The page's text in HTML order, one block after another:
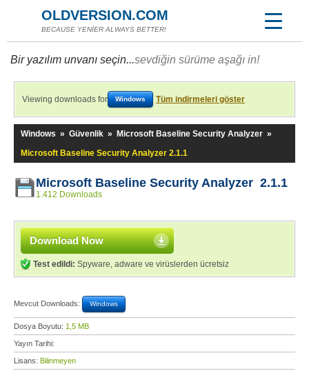
OLDVERSION.COM
BECAUSE YENİER ALWAYS BETTER!
Bir yazılım unvanı seçin...sevdiğin sürüme aşağı in!
Viewing downloads for Windows Tüm indirmeleri göster
Windows » Güvenlik » Microsoft Baseline Security Analyzer »
Microsoft Baseline Security Analyzer 2.1.1
Microsoft Baseline Security Analyzer 2.1.1
1.412 Downloads
Download Now
Test edildi: Spyware, adware ve virüslerden ücretsiz
Mevcut Downloads: Windows
Dosya Boyutu: 1,5 MB
Yayın Tarihi:
Lisans: Bilinmeyen